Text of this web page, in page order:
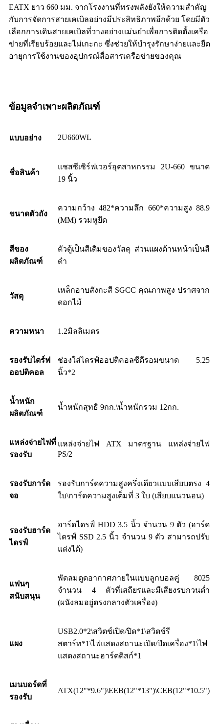
EATX ยาว 660 มม. จากโรงงานที่ทรงพลังยังให้ความสำคัญ
กับการจัดการสายเคเบิลอย่างมีประสิทธิภาพอีกด้วย โดยมีตัว
เลือกการเดินสายเคเบิลที่วางอย่างแม่นยำเพื่อการติดตั้งเครือ
ข่ายที่เรียบร้อยและไม่เกะกะ ซึ่งช่วยให้บำรุงรักษาง่ายและยืด
อายุการใช้งานของอุปกรณ์สื่อสารเครือข่ายของคุณ
ข้อมูลจำเพาะผลิตภัณฑ์
แบบอย่าง 2U660WL
ชื่อสินค้า
แชสซีเซิร์ฟเวอร์อุตสาหกรรม 2U-660 ขนาด
19 นิ้ว
ขนาดตัวถัง
ความกว้าง 482*ความลึก 660*ความสูง 88.9
(MM) รวมหูยึด
สีของ
ผลิตภัณฑ์
ตัวตู้เป็นสีเดิมของวัสดุ ส่วนแผงด้านหน้าเป็นสี
ดำ
วัสดุ
เหล็กอาบสังกะสี SGCC คุณภาพสูง ปราศจาก
ดอกไม้
ความหนา 1.2มิลลิเมตร
รองรับไดร์ฟ
ออปติคอล
ช่องใส่ไดรฟ์ออปติคอลซีดีรอมขนาด 5.25
นิ้ว*2
น้ำหนัก
ผลิตภัณฑ์
น้ำหนักสุทธิ 9กก.\น้ำหนักรวม 12กก.
แหล่งจ่ายไฟที่
รองรับ
แหล่งจ่ายไฟ ATX มาตรฐาน แหล่งจ่ายไฟ
PS/2
รองรับการ์ด
จอ
รองรับการ์ดความสูงครึ่งเดียวแบบเสียบตรง 4
ใบ\การ์ดความสูงเต็มที่ 3 ใบ (เสียบแนวนอน)
รองรับฮาร์ด
ไดรฟ์
ฮาร์ดไดรฟ์ HDD 3.5 นิ้ว จำนวน 9 ตัว (ฮาร์ด
ไดรฟ์ SSD 2.5 นิ้ว จำนวน 9 ตัว สามารถปรับ
แต่งได้)
แฟนๆ
สนับสนุน
พัดลมดูดอากาศภายในแบบลูกบอลคู่ 8025
จำนวน 4 ตัวที่เสถียรและมีเสียงรบกวนต่ำ
(ผนังลมอยู่ตรงกลางตัวเครื่อง)
แผง
USB2.0*2\สวิตช์เปิด/ปิด*1\สวิตช์รี
สตาร์ท*1\ไฟแสดงสถานะเปิด/ปิดเครื่อง*1\ไฟ
แสดงสถานะฮาร์ดดิสก์*1
เมนบอร์ดที่
รองรับ
ATX(12"*9.6")\EEB(12"*13")\CEB(12"*10.5")